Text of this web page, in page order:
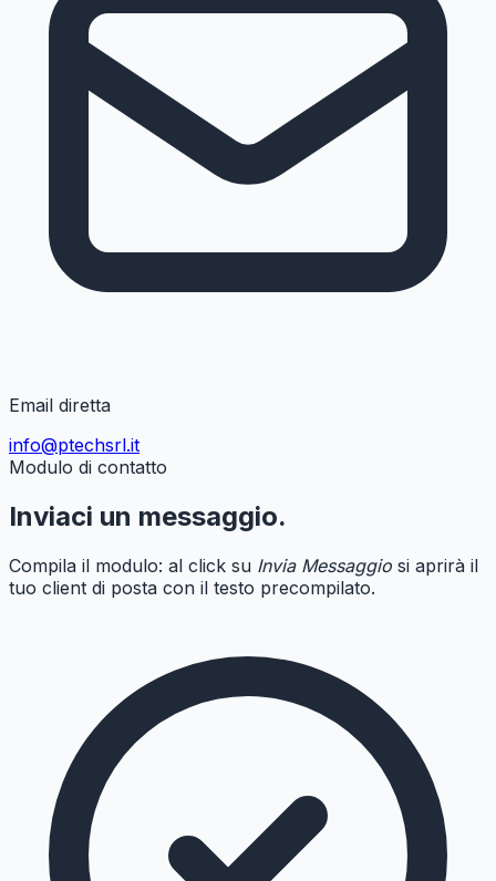
Email diretta
info@ptechsrl.it
Modulo di contatto
Inviaci un messaggio.
Compila il modulo: al click su Invia Messaggio si aprirà il
tuo client di posta con il testo precompilato.